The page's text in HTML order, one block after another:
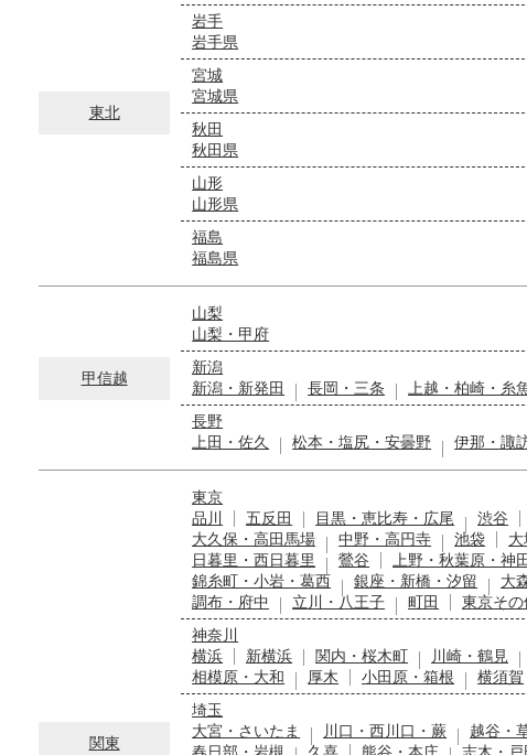
東北
岩手
岩手県
宮城
宮城県
秋田
秋田県
山形
山形県
福島
福島県
甲信越
山梨
山梨・甲府
新潟
新潟・新発田
長岡・三条
上越・柏崎・糸
長野
上田・佐久
松本・塩尻・安曇野 伊那・諏
関東
東京
品川
五反田 目黒・恵比寿・広尾 渋谷
大久保・高田馬場
中野・高円寺 池袋
日暮里・西日暮里
鶯谷 上野・秋葉原・神田
錦糸町・小岩・葛西
銀座・新橋・汐留 大
調布・府中
立川・八王子 町田
東京その
神奈川
横浜
新横浜 関内・桜木町 川崎・鶴見
相模原・大和
厚木 小田原・箱根
横須賀
埼玉
大宮・さいたま
川口・西川口・蕨 越谷・